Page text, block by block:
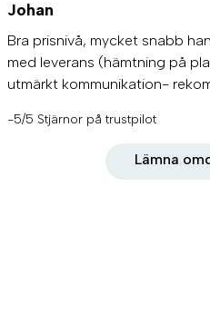
Johan
Bra prisnivå, mycket snabb
med leverans (hämtning på
utmärkt kommunikation-
-5/5 Stjärnor på trustpilot
Lämna